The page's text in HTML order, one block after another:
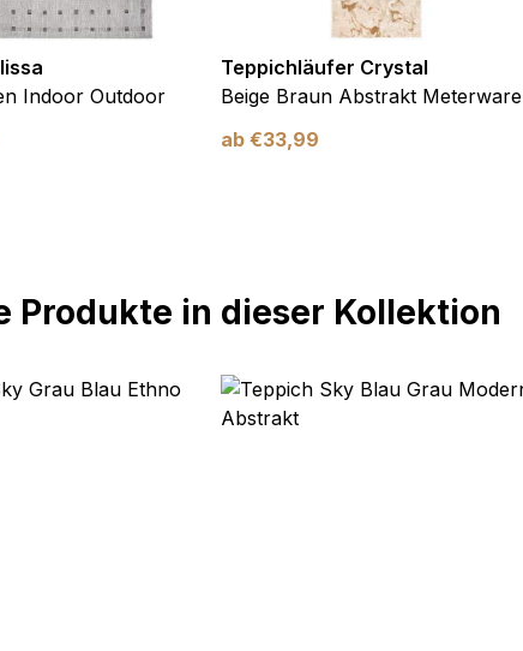
Indoor Outdoor
Teppichläufer Crystal
Beige Braun Abstrakt Meterware
ab €33,99
Produkte in dieser Kollektion